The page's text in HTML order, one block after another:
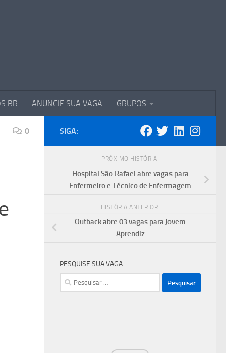
BR ANUNCIE SUA VAGA GRUPOS
0 SIGA:
PRÓXIMO HISTÓRIA
Hospital São Rafael abre vagas para
Enfermeiro e Técnico de Enfermagem
HISTÓRIA ANTERIOR
Outback abre 03 vagas para Jovem
Aprendiz
PESQUISE SUA VAGA
Pesquisar
por: